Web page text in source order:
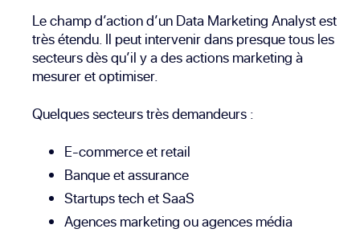
Le champ d’action d’un Data Marketing Analyst est
très étendu. Il peut intervenir dans presque tous les
secteurs dès qu’il y a des actions marketing à
mesurer et optimiser.
Quelques secteurs très demandeurs :
E-commerce et retail
Banque et assurance
Startups tech et SaaS
Agences marketing ou agences média